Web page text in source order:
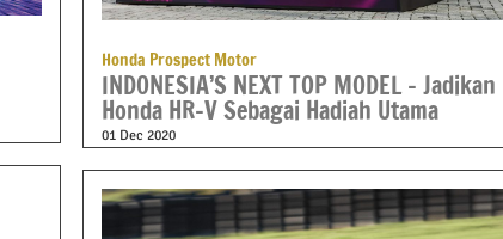
Honda Prospect Motor
INDONESIA’S NEXT TOP MODEL – Jadikan
Honda HR-V Sebagai Hadiah Utama
01 Dec 2020